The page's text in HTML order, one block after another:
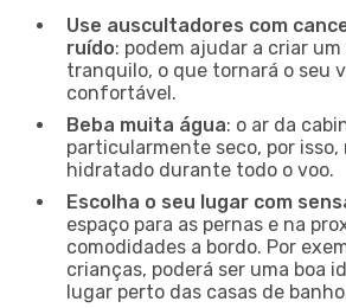
Use auscultadores com
ruído: podem ajudar a criar
tranquilo, o que tornará o seu
confortável.
Beba muita água: o ar da
particularmente seco, por
hidratado durante todo o voo.
Escolha o seu lugar com
espaço para as pernas e na
comodidades a bordo. Por
crianças, poderá ser uma boa
lugar perto das casas de